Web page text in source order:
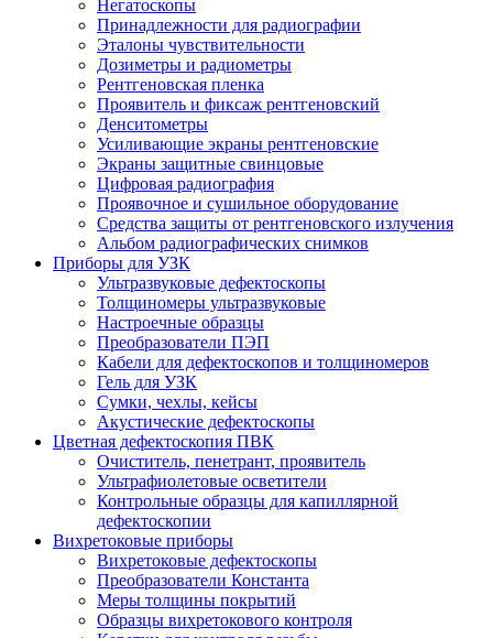
Негатоскопы
Принадлежности для радиографии
Эталоны чувствительности
Дозиметры и радиометры
Рентгеновская пленка
Проявитель и фиксаж рентгеновский
Денситометры
Усиливающие экраны рентгеновские
Экраны защитные свинцовые
Цифровая радиография
Проявочное и сушильное оборудование
Средства защиты от рентгеновского излучения
Альбом радиографических снимков
Приборы для УЗК
Ультразвуковые дефектоскопы
Толщиномеры ультразвуковые
Настроечные образцы
Преобразователи ПЭП
Кабели для дефектоскопов и толщиномеров
Гель для УЗК
Сумки, чехлы, кейсы
Акустические дефектоскопы
Цветная дефектоскопия ПВК
Очиститель, пенетрант, проявитель
Ультрафиолетовые осветители
Контрольные образцы для капиллярной
дефектоскопии
Вихретоковые приборы
Вихретоковые дефектоскопы
Преобразователи Константа
Меры толщины покрытий
Образцы вихретокового контроля